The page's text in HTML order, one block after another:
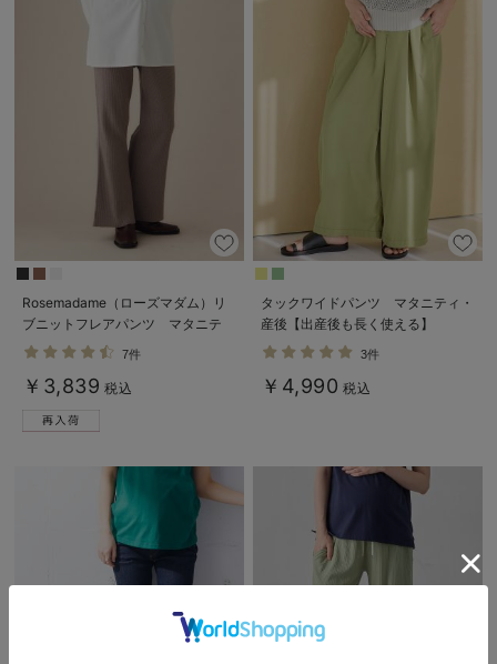
Rosemadame（ローズマダム）リ
ブニットフレアパンツ マタニテ
ィ・産後
7件
￥3,839 税込
タックワイドパンツ マタニティ・
産後【出産後も長く使える】
3件
￥4,990 税込